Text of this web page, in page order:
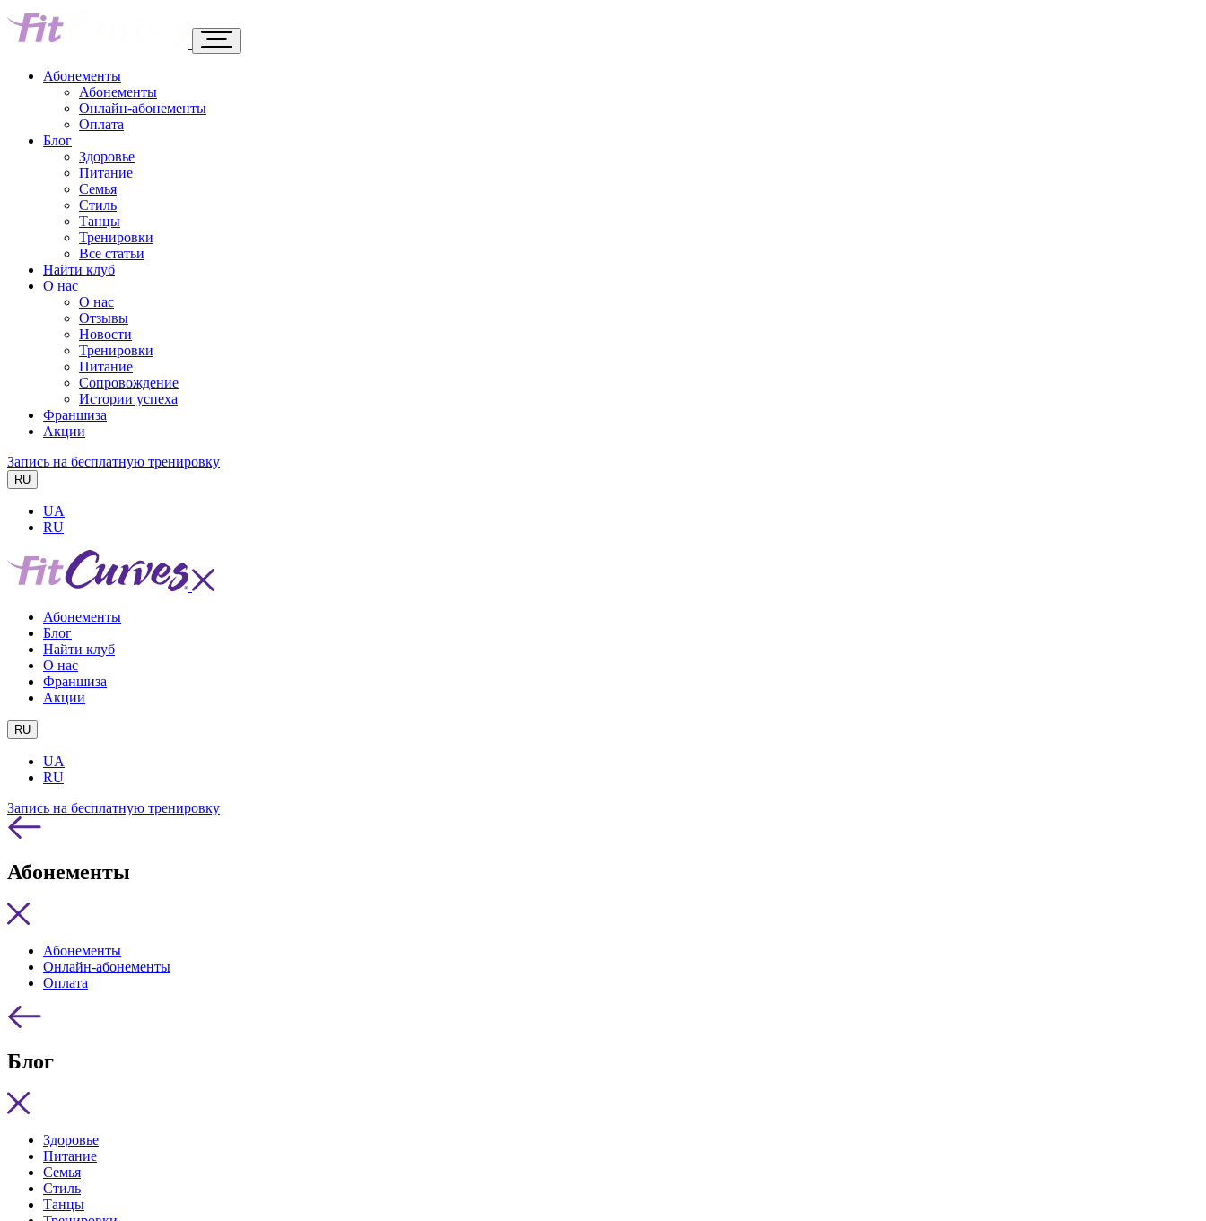
Абонементы
Абонементы
Онлайн-абонементы
Оплата
Блог
Здоровье
Питание
Семья
Стиль
Танцы
Тренировки
Все статьи
Найти клуб
О нас
О нас
Отзывы
Новости
Тренировки
Питание
Сопровождение
Истории успеха
Франшиза
Акции
Запись на бесплатную тренировку
RU
UA
RU
Абонементы
Блог
Найти клуб
О нас
Франшиза
Акции
RU
UA
RU
Запись на бесплатную тренировку
Абонементы
Абонементы
Онлайн-абонементы
Оплата
Блог
Здоровье
Питание
Семья
Стиль
Танцы